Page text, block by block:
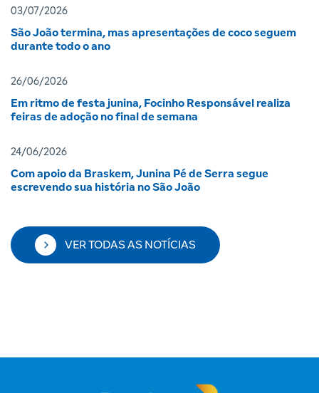
03/07/2026
São João termina, mas apresentações de coco seguem
durante todo o ano
26/06/2026
Em ritmo de festa junina, Focinho Responsável realiza
feiras de adoção no final de semana
24/06/2026
Com apoio da Braskem, Junina Pé de Serra segue
escrevendo sua história no São João
VER TODAS AS NOTÍCIAS